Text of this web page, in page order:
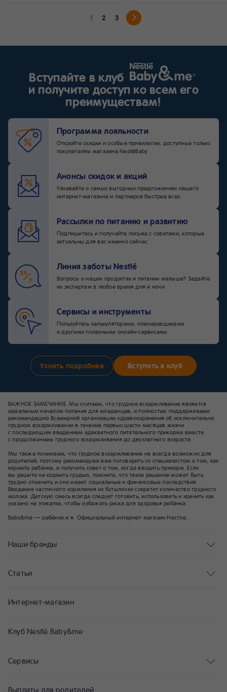
не заменит в полной мере.1 2 3
Вступайте в клуб
и получите доступ ко всем его
преимуществам!
Программа лояльности
Откройте скидки и особые привилегии, доступные только
покупателям магазина NestléBaby
Анонсы скидок и акций
Узнавайте о самых выгодных предложениях нашего
интернет-магазина и партнеров быстрее всех
Рассылки по питанию и развитию
Подпишитесь и получайте письма с советами, которые
актуальны для вас именно сейчас
Линия заботы Nestlé
Вопросы о наших продуктах и питании малыша? Задайте
их экспертам в любое время дня и ночи
Сервисы и инструменты
Пользуйтесь калькуляторами, планировщиками
и другими полезными онлайн-сервисами
Узнать подробнее Вступить в клуб
ВАЖНОЕ ЗАМЕЧАНИЕ. Мы считаем, что грудное вскармливание является
идеальным началом питания для младенцев, и полностью поддерживаем
рекомендацию Всемирной организации здравоохранения об исключительно
грудном вскармливании в течение первых шести месяцев жизни
с последующим введением адекватного питательного прикорма вместе
с продолжением грудного вскармливания до двухлетнего возраста.
Мы также понимаем, что грудное вскармливание не всегда возможно для
родителей, поэтому рекомендуем вам поговорить со специалистом о том, как
кормить ребёнка, и получить совет о том, когда вводить прикорм. Если
вы решите не кормить грудью, помните, что такое решение может быть
трудно отменить и оно имеет социальные и финансовые последствия.
Введение частичного кормления из бутылочки сократит количество грудного
молока. Детскую смесь всегда следует готовить, использовать и хранить как
указано на этикетке, чтобы избежать риска для здоровья ребёнка.
Baby&me — ребёнок и я. Официальный интернет-магазин Нестле.
Наши бренды
Статьи
Интернет-магазин
Клуб Nestlé Baby&me
Сервисы
Выплаты для родителей